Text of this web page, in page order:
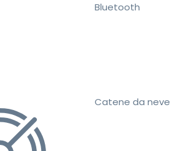
Bluetooth
Catene da neve